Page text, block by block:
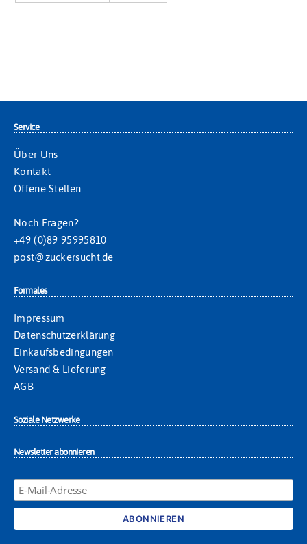
Service
Über Uns
Kontakt
Offene Stellen
Noch Fragen?
+49 (0)89 95995810
post@zuckersucht.de
Formales
Impressum
Datenschutzerklärung
Einkaufsbedingungen
Versand & Lieferung
AGB
Soziale Netzwerke
Newsletter abonnieren